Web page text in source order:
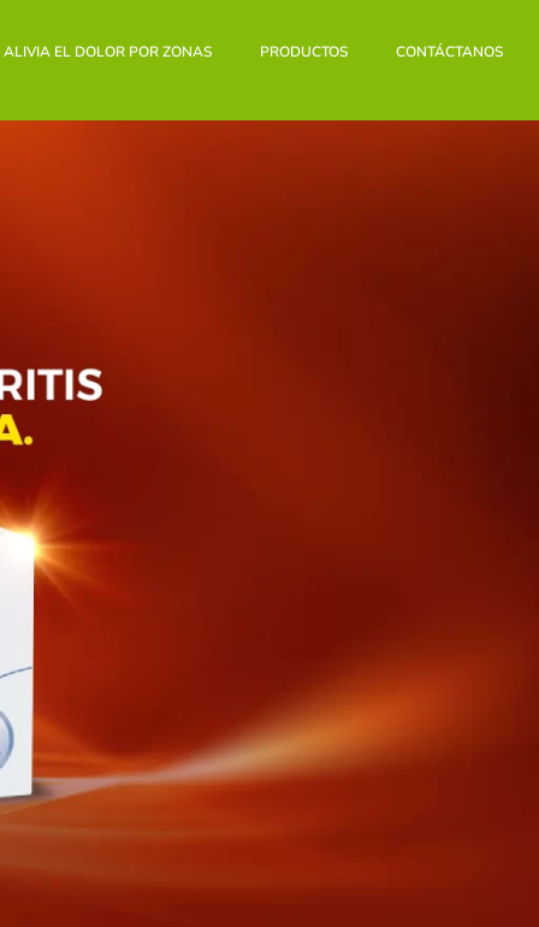
ALIVIA EL DOLOR POR ZONAS PRODUCTOS CONTÁCTANOS